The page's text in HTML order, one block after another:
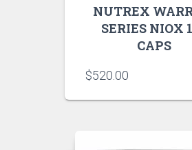
NUTREX
SERIES NIOX
CAPS
$520.00